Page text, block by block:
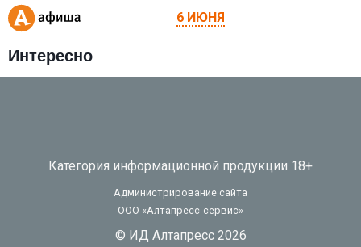
6 ИЮНЯ
Интересно
Категория информационной продукции 18+
Администрирование сайта
ООО «Алтапресс-сервис»
© ИД Алтапресс 2026